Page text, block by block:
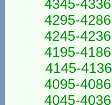
4345-4336
4295-4286
4245-4236
4195-4186
4145-4136
4095-4086
4045-4036